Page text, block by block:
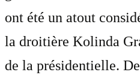
ont été un atout
la droitière Kolinda
de la présidentielle.